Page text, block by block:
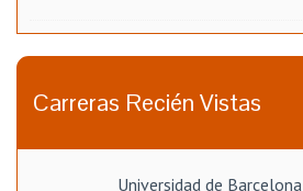
Carreras Recién Vistas
Universidad de Barcelona